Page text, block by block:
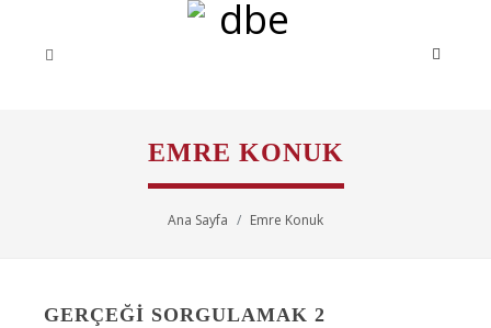
EMRE KONUK
Ana Sayfa Emre Konuk
GERÇEĞI SORGULAMAK 2